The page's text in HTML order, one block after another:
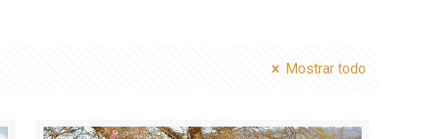
Mostrar todo